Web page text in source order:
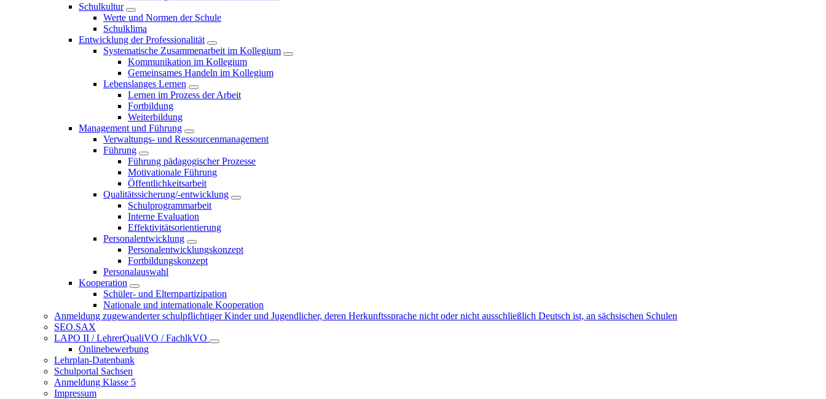
Schulkultur
Werte und Normen der Schule
Schulklima
Entwicklung der Professionalität
Systematische Zusammenarbeit im Kollegium
Kommunikation im Kollegium
Gemeinsames Handeln im Kollegium
Lebenslanges Lernen
Lernen im Prozess der Arbeit
Fortbildung
Weiterbildung
Management und Führung
Verwaltungs- und Ressourcenmanagement
Führung
Führung pädagogischer Prozesse
Motivationale Führung
Öffentlichkeitsarbeit
Qualitätssicherung/-entwicklung
Schulprogrammarbeit
Interne Evaluation
Effektivitätsorientierung
Personalentwicklung
Personalentwicklungskonzept
Fortbildungskonzept
Personalauswahl
Kooperation
Schüler- und Elternpartizipation
Nationale und internationale Kooperation
Anmeldung zugewanderter schulpflichtiger Kinder und Jugendlicher, deren Herkunftssprache nicht oder nicht ausschließlich Deutsch ist, an sächsischen Schulen
SEO.SAX
LAPO II / LehrerQualiVO / FachlkVO
Onlinebewerbung
Lehrplan-Datenbank
Schulportal Sachsen
Anmeldung Klasse 5
Impressum